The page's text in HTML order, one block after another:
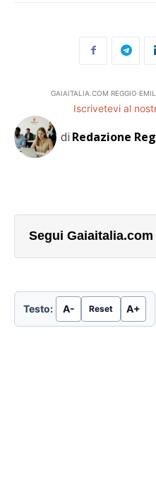
GAIAITALIA.COM REGGIO
Iscrivetevi al
di Redazione
Segui
Testo: A- Reset A+